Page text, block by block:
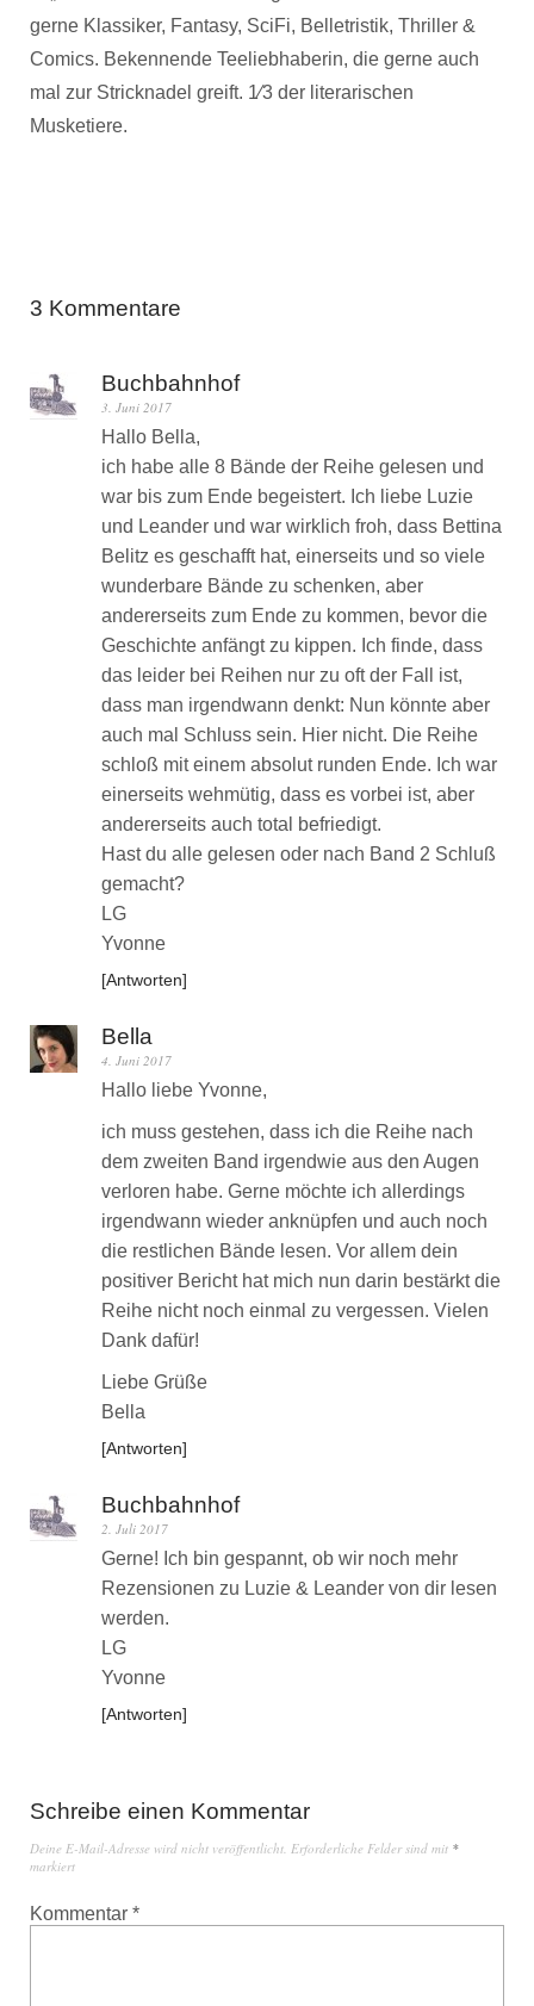
gerne Klassiker, Fantasy, SciFi, Belletristik, Thriller &
Comics. Bekennende Teeliebhaberin, die gerne auch
mal zur Stricknadel greift. 1⁄3 der literarischen
Musketiere.
3 Kommentare
Buchbahnhof
3. Juni 2017
Hallo Bella,
ich habe alle 8 Bände der Reihe gelesen und
war bis zum Ende begeistert. Ich liebe Luzie
und Leander und war wirklich froh, dass Bettina
Belitz es geschafft hat, einerseits und so viele
wunderbare Bände zu schenken, aber
andererseits zum Ende zu kommen, bevor die
Geschichte anfängt zu kippen. Ich finde, dass
das leider bei Reihen nur zu oft der Fall ist,
dass man irgendwann denkt: Nun könnte aber
auch mal Schluss sein. Hier nicht. Die Reihe
schloß mit einem absolut runden Ende. Ich war
einerseits wehmütig, dass es vorbei ist, aber
andererseits auch total befriedigt.
Hast du alle gelesen oder nach Band 2 Schluß
gemacht?
LG
Yvonne
Antworten
Bella
4. Juni 2017
Hallo liebe Yvonne,
ich muss gestehen, dass ich die Reihe nach
dem zweiten Band irgendwie aus den Augen
verloren habe. Gerne möchte ich allerdings
irgendwann wieder anknüpfen und auch noch
die restlichen Bände lesen. Vor allem dein
positiver Bericht hat mich nun darin bestärkt die
Reihe nicht noch einmal zu vergessen. Vielen
Dank dafür!
Liebe Grüße
Bella
Antworten
Buchbahnhof
2. Juli 2017
Gerne! Ich bin gespannt, ob wir noch mehr
Rezensionen zu Luzie & Leander von dir lesen
werden.
LG
Yvonne
Antworten
Schreibe einen Kommentar
Deine E-Mail-Adresse wird nicht veröffentlicht. Erforderliche Felder sind mit *
markiert
Kommentar *